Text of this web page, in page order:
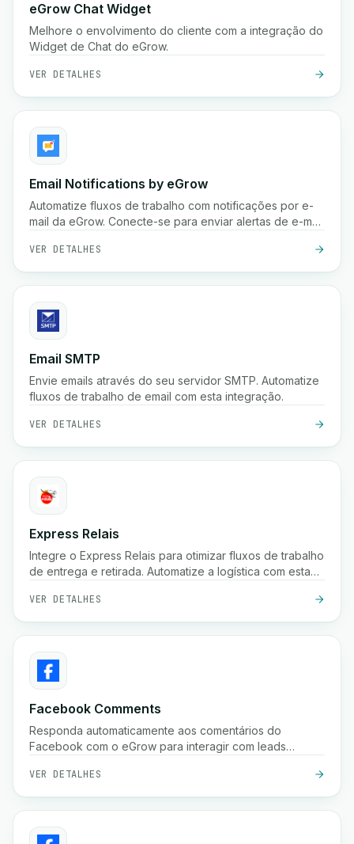
eGrow Chat Widget
Melhore o envolvimento do cliente com a integração do
Widget de Chat do eGrow.
VER DETALHES
Email Notifications by eGrow
Automatize fluxos de trabalho com notificações por e-
mail da eGrow. Conecte-se para enviar alertas de e-mail
VER DETALHES
Email SMTP
Envie emails através do seu servidor SMTP. Automatize
fluxos de trabalho de email com esta integração.
VER DETALHES
Express Relais
Integre o Express Relais para otimizar fluxos de trabalho
de entrega e retirada. Automatize a logística com esta
VER DETALHES
Facebook Comments
Responda automaticamente aos comentários do
Facebook com o eGrow para interagir com leads
VER DETALHES